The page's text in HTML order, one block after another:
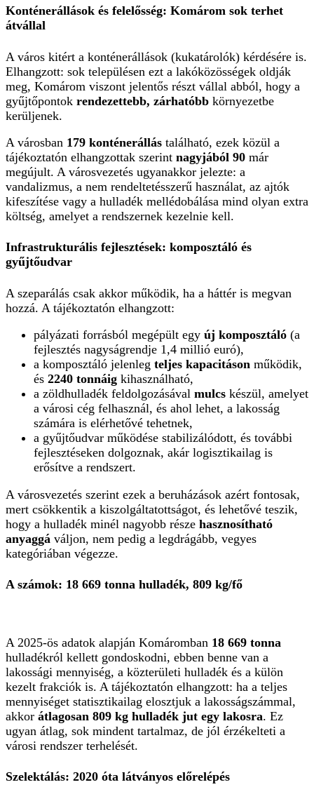
Konténerállások és felelősség: Komárom sok terhet
átvállal
A város kitért a konténerállások (kukatárolók) kérdésére is.
Elhangzott: sok településen ezt a lakóközösségek oldják
meg, Komárom viszont jelentős részt vállal abból, hogy a
gyűjtőpontok rendezettebb, zárhatóbb környezetbe
kerüljenek.
A városban 179 konténerállás található, ezek közül a
tájékoztatón elhangzottak szerint nagyjából 90 már
megújult. A városvezetés ugyanakkor jelezte: a
vandalizmus, a nem rendeltetésszerű használat, az ajtók
kifeszítése vagy a hulladék mellédobálása mind olyan extra
költség, amelyet a rendszernek kezelnie kell.
Infrastrukturális fejlesztések: komposztáló és
gyűjtőudvar
A szeparálás csak akkor működik, ha a háttér is megvan
hozzá. A tájékoztatón elhangzott:
pályázati forrásból megépült egy új komposztáló (a
fejlesztés nagyságrendje 1,4 millió euró),
a komposztáló jelenleg teljes kapacitáson működik,
és 2240 tonnáig kihasználható,
a zöldhulladék feldolgozásával mulcs készül, amelyet
a városi cég felhasznál, és ahol lehet, a lakosság
számára is elérhetővé tehetnek,
a gyűjtőudvar működése stabilizálódott, és további
fejlesztéseken dolgoznak, akár logisztikailag is
erősítve a rendszert.
A városvezetés szerint ezek a beruházások azért fontosak,
mert csökkentik a kiszolgáltatottságot, és lehetővé teszik,
hogy a hulladék minél nagyobb része hasznosítható
anyaggá váljon, nem pedig a legdrágább, vegyes
kategóriában végezze.
A számok: 18 669 tonna hulladék, 809 kg/fő
A 2025-ös adatok alapján Komáromban 18 669 tonna
hulladékról kellett gondoskodni, ebben benne van a
lakossági mennyiség, a közterületi hulladék és a külön
kezelt frakciók is. A tájékoztatón elhangzott: ha a teljes
mennyiséget statisztikailag elosztjuk a lakosságszámmal,
akkor átlagosan 809 kg hulladék jut egy lakosra. Ez
ugyan átlag, sok mindent tartalmaz, de jól érzékelteti a
városi rendszer terhelését.
Szelektálás: 2020 óta látványos előrelépés